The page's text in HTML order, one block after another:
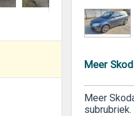
Meer
Meer
subrubriek.